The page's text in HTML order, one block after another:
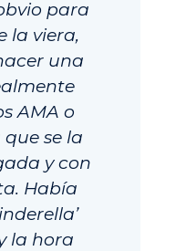
para
la viera,
una
AMA o
se la
y con
Había
la hora